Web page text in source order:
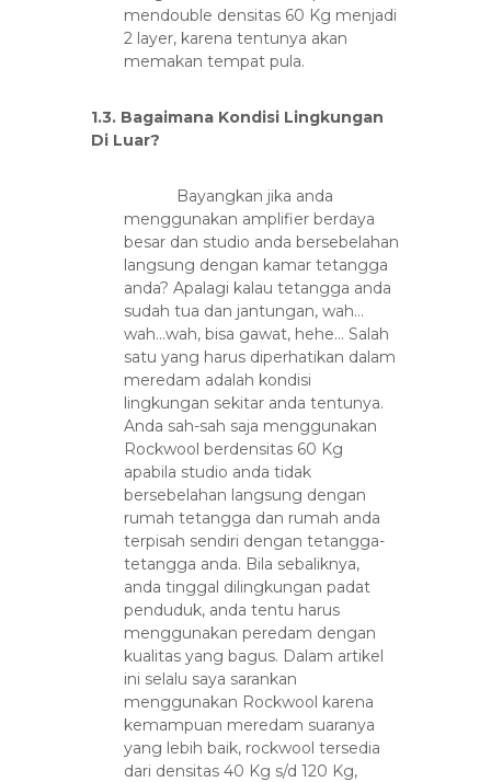
mendouble densitas 60 Kg menjadi
2 layer, karena tentunya akan
memakan tempat pula.
1.3. Bagaimana Kondisi Lingkungan
Di Luar?
Bayangkan jika anda
menggunakan amplifier berdaya
besar dan studio anda bersebelahan
langsung dengan kamar tetangga
anda? Apalagi kalau tetangga anda
sudah tua dan jantungan, wah…
wah…wah, bisa gawat, hehe… Salah
satu yang harus diperhatikan dalam
meredam adalah kondisi
lingkungan sekitar anda tentunya.
Anda sah-sah saja menggunakan
Rockwool berdensitas 60 Kg
apabila studio anda tidak
bersebelahan langsung dengan
rumah tetangga dan rumah anda
terpisah sendiri dengan tetangga-
tetangga anda. Bila sebaliknya,
anda tinggal dilingkungan padat
penduduk, anda tentu harus
menggunakan peredam dengan
kualitas yang bagus. Dalam artikel
ini selalu saya sarankan
menggunakan Rockwool karena
kemampuan meredam suaranya
yang lebih baik, rockwool tersedia
dari densitas 40 Kg s/d 120 Kg,